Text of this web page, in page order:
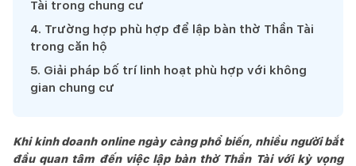
Tài trong chung cư
4. Trường hợp phù hợp để lập bàn thờ Thần Tài
trong căn hộ
5. Giải pháp bố trí linh hoạt phù hợp với không
gian chung cư
Khi kinh doanh online ngày càng phổ biến, nhiều người bắt
đầu quan tâm đến việc lập bàn thờ Thần Tài với kỳ vọng